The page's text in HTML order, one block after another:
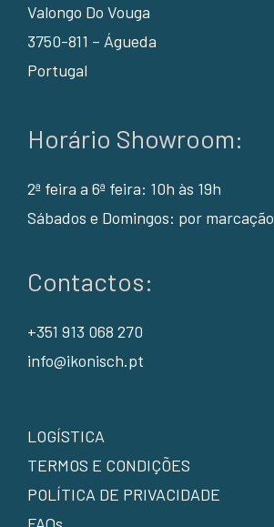
Valongo Do Vouga
3750-811 – Águeda
Portugal
Horário Showroom:
2ª feira a 6ª feira: 10h às 19h
Sábados e Domingos: por marcação
Contactos:
+351 913 068 270
info@ikonisch.pt
LOGÍSTICA
TERMOS E CONDIÇÕES
POLÍTICA DE PRIVACIDADE